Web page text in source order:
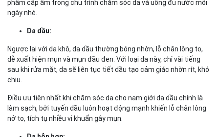
phẩm cấp ẩm trong chu trình chăm sóc da và uống đủ nước mỗi
ngày nhé.
Da dầu:
Ngược lại với da khô, da dầu thường bóng nhờn, lỗ chân lông to,
dễ xuất hiện mụn và mụn đầu đen. Với loại da này, chỉ vài tiếng
sau khi rửa mặt, da sẽ liên tục tiết dầu tạo cảm giác nhờn rít, khó
chịu.
Điều ưu tiên nhất khi chăm sóc da cho nam giới da dầu chính là
làm sạch, bởi tuyến dầu luôn hoạt động mạnh khiến lỗ chân lông
nở to, tích tụ nhiều vi khuẩn gây mụn.